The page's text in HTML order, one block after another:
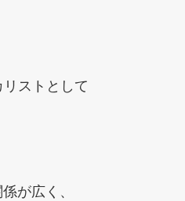
リストとして
が広く、